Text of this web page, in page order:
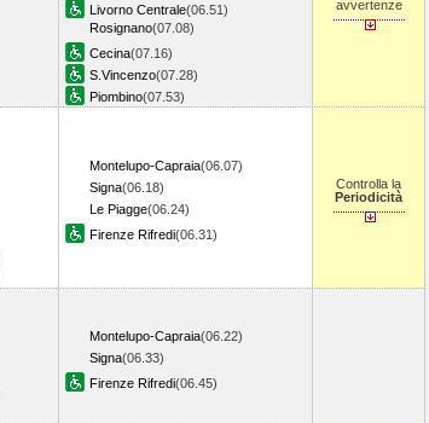
Livorno Centrale(06.51)
Rosignano(07.08)
Cecina(07.16)
S.Vincenzo(07.28)
Piombino(07.53)
avvertenze
Montelupo-Capraia(06.07)
Signa(06.18)
Le Piagge(06.24)
Firenze Rifredi(06.31)
Controlla la
Periodicità
Montelupo-Capraia(06.22)
Signa(06.33)
Firenze Rifredi(06.45)